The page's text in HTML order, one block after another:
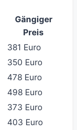
Gängiger
Preis
381 Euro
350 Euro
478 Euro
498 Euro
373 Euro
403 Euro